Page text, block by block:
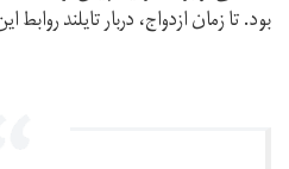
بود. تا زمان ازدواج، دربار تایلند روابط